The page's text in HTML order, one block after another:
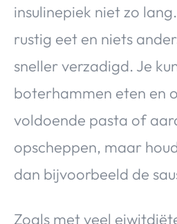
insulinepiek niet zo
rustig eet en niets
sneller verzadigd. Je
boterhammen eten en
voldoende pasta of
opscheppen, maar
dan bijvoorbeeld de
Zoals met veel